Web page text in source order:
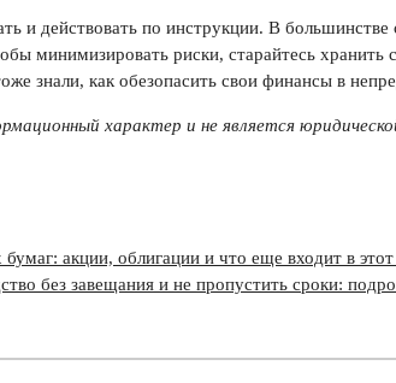
и действовать по инструкции. В
минимизировать риски, старайтесь
знали, как обезопасить свои финансы в
характер и не является
акции, облигации и что еще входит в
без завещания и не пропустить сроки: